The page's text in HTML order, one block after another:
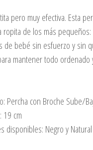
pero muy efectiva. Esta
ropita de los más
de bebé sin esfuerzo y sin
mantener todo
Percha con Broche Sube/
19 cm
disponibles: Negro y Natural